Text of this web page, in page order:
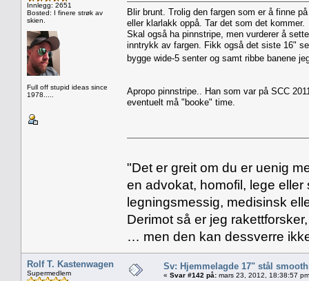
Innlegg: 2651
Bosted: I finere strøk av
skien.
Full off stupid ideas since
1978.....
Blir brunt. Trolig den fargen som er å finne
eller klarlakk oppå. Tar det som det kommer.
Skal også ha pinnstripe, men vurderer å
inntrykk av fargen. Fikk også det siste 16"
bygge wide-5 senter og samt ribbe banene
Apropo pinnstripe.. Han som var på SCC
eventuelt må "booke" time.
"Det er greit om du er uenig
en advokat, homofil, lege
legningsmessig, medisinsk
Derimot så er jeg
… men den kan dessverre
Rolf T. Kastenwagen
Supermedlem
Sv: Hjemmelagde 17" stål
« Svar #142 på: mars 23, 2012, 18:38:57